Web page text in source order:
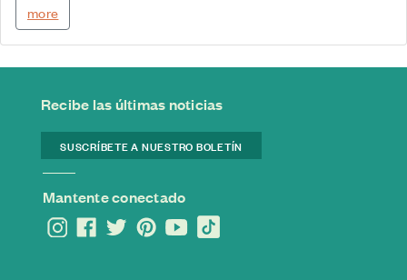
more
Recibe las últimas noticias
SUSCRÍBETE A NUESTRO BOLETÍN
Mantente conectado